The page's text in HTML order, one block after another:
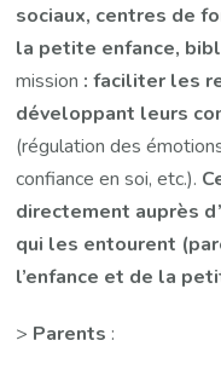
sociaux, centres de
la petite enfance,
mission : faciliter les
développant leurs
(régulation des
confiance en soi, etc.).
directement auprès
qui les entourent
l’enfance et de la
> Parents :